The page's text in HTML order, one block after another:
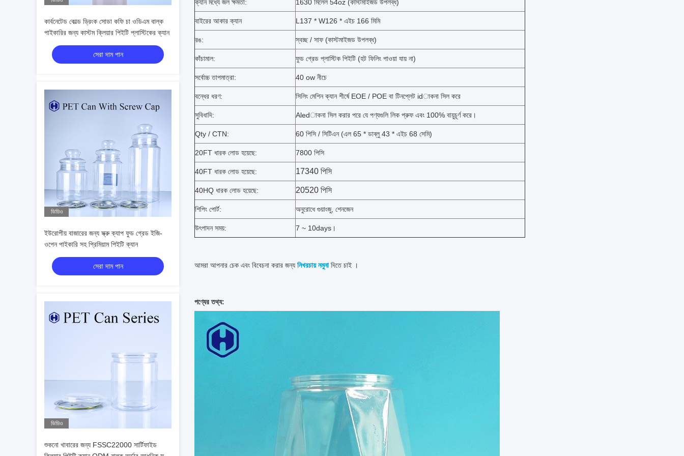
কার্বনেটেড কোল্ড ড্রিংক সোডা কফি চা ওডিএম বাল্ক
পাইকারির জন্য কাস্টম ক্লিয়ার পিইটি প্লাস্টিকের ক্যান
সেরা দাম পান
ভিডিও
ইউরোপীয় বাজারের জন্য স্ক্রু ক্যাপ ফুড গ্রেড ইজি-
ওপেন পাইকারি সহ প্রিমিয়াম পিইটি ক্যান
সেরা দাম পান
ভিডিও
শুকনো খাবারের জন্য FSSC22000 সার্টিফাইড
ক্যান মধ্যে জল ক্ষমতা: 1630 মিলেল 54oz (কাস্টমাইজড উপলব্ধ)
বাইরের আকার ক্যান L137 * W126 * এইচ 166 মিমি
রঙ: স্বচ্ছ / সাফ (কাস্টমাইজড উপলব্ধ)
কাঁচামাল: ফুড গ্রেড প্লাস্টিক পিইটি (হট ফিলিং পাওয়া যায় না)
সর্বোচ্চ তাপমাত্রা: 40 ow নীচে
বন্ধের ধরণ: সিলিং মেশিন ক্যান শীর্ষে EOE / POE বা টিনপ্লেট idাকনা সিল করে
সুবিধাদি: Aledাকনা সিল করার পরে যে পণ্যগুলি লিক প্রুফ এবং 100% বায়ুচূর্ণ করে।
Qty / CTN: 60 পিসি / সিটিএন (এল 65 * ডাব্লু 43 * এইচ 68 সেমি)
20FT ধারক লোড হয়েছে: 7800 পিসি
40FT ধারক লোড হয়েছে: 17340 পিসি
40HQ ধারক লোড হয়েছে: 20520 পিসি
শিপিং পোর্ট: অনুরোধে গুয়াংজু, শেনজেন
উৎপাদন সময়: 7 ~ 10days।
আমরা আপনার চেক এবং বিবেচনা করার জন্য নিখরচায় নমুনা দিতে চাই ।
পণ্যের তথ্য: